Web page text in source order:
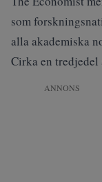
som
alla akademiska
Cirka en tredjedel
ANNONS